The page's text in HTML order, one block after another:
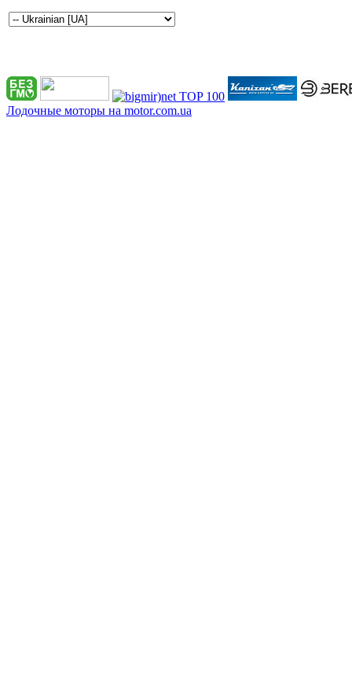
Лодочные моторы на motor.com.ua